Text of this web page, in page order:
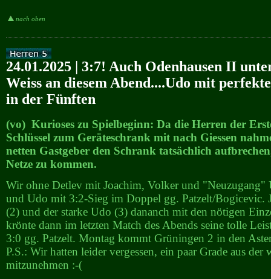
nach oben
24.01.2025 | 3:7! Auch Odenhausen II
Weiss an diesem Abend....Udo mit
in der Fünften
(vo) Kurioses zu Spielbeginn: Da die Herren der
Schlüssel zum Geräteschrank mit nach Giessen
netten Gastgeber den Schrank tatsächlich
Netze zu kommen.
Wir ohne Detlev mit Joachim, Volker und "Neuzugang"
und Udo mit 3:2-Sieg im Doppel gg. Patzelt/Bogicevic.
(2) und der starke Udo (3) dananch mit den nötigen
krönte dann im letzten Match des Abends seine tolle
3:0 gg. Patzelt. Montag kommt Grüningen 2 in den
P.S.: Wir hatten leider vergessen, ein paar Grade aus der
mitzunehmen :-(